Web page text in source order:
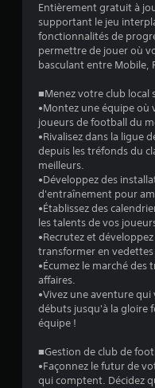
Entièrement gratuit à
supportant le jeu
fonctionnalités de
permettre de jouer où
basculant entre Mobile,
■Menez votre club local
•Montez une équipe où
joueurs de football du
•Rivalisez dans la ligue
depuis les tréfonds du
meilleurs.
•Développez des
d'entraînement pour
•Établissez des
les talents de vos
•Recrutez et
transformer en
•Écumez le marché des
affaires.
•Vivez une aventure
débuts jusqu'à la gloire
équipe !
■Gestion de club de
•Façonnez le futur de
qui comptent. Décidez